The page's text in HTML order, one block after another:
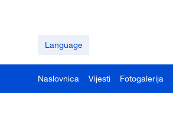
Language
Naslovnica Vijesti Fotogalerija